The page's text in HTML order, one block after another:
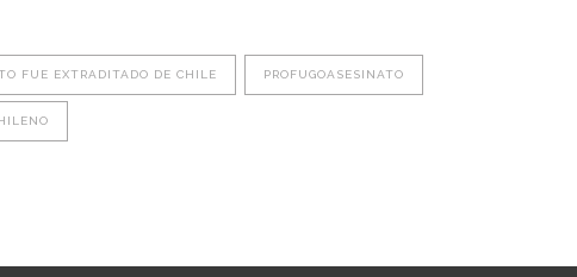
FUE EXTRADITADO DE CHILE PROFUGOASESINATO